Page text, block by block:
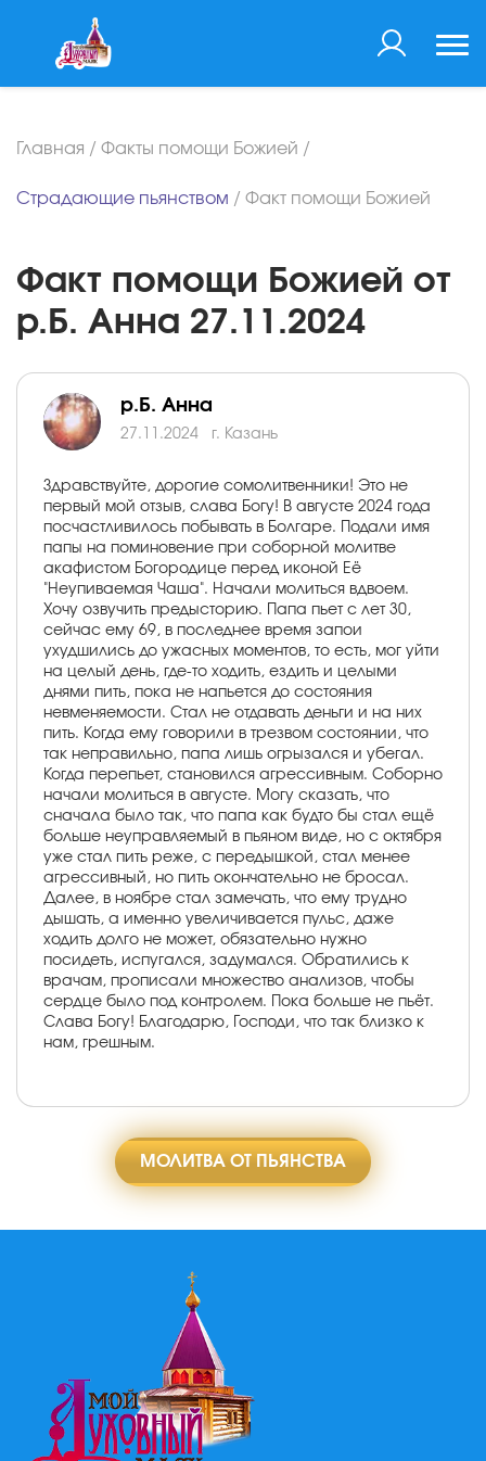
Главная / Факты помощи Божией /
Страдающие пьянством / Факт помощи Божией
Факт помощи Божией от
р.Б. Анна 27.11.2024
р.Б. Анна
27.11.2024 г. Казань
Здравствуйте, дорогие сомолитвенники! Это не
первый мой отзыв, слава Богу! В августе 2024 года
посчастливилось побывать в Болгаре. Подали имя
папы на поминовение при соборной молитве
акафистом Богородице перед иконой Её
"Неупиваемая Чаша". Начали молиться вдвоем.
Хочу озвучить предысторию. Папа пьет с лет 30,
сейчас ему 69, в последнее время запои
ухудшились до ужасных моментов, то есть, мог уйти
на целый день, где-то ходить, ездить и целыми
днями пить, пока не напьется до состояния
невменяемости. Стал не отдавать деньги и на них
пить. Когда ему говорили в трезвом состоянии, что
так неправильно, папа лишь огрызался и убегал.
Когда перепьет, становился агрессивным. Соборно
начали молиться в августе. Могу сказать, что
сначала было так, что папа как будто бы стал ещё
больше неуправляемый в пьяном виде, но с октября
уже стал пить реже, с передышкой, стал менее
агрессивный, но пить окончательно не бросал.
Далее, в ноябре стал замечать, что ему трудно
дышать, а именно увеличивается пульс, даже
ходить долго не может, обязательно нужно
посидеть, испугался, задумался. Обратились к
врачам, прописали множество анализов, чтобы
сердце было под контролем. Пока больше не пьёт.
Слава Богу! Благодарю, Господи, что так близко к
нам, грешным.
МОЛИТВА ОТ ПЬЯНСТВА